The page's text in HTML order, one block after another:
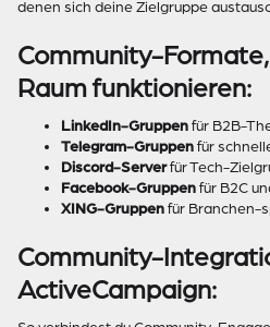
denen sich deine Zielgruppe
Community-
Raum funktionieren:
LinkedIn-Gruppen für B2B-
Telegram-Gruppen für
Discord-Serverfür Tech-
Facebook-Gruppen für B2C
XING-Gruppen für Branchen-
Community-
ActiveCampaign: